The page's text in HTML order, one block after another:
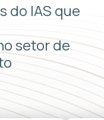
do IAS que
setor de